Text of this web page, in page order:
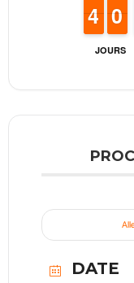
JOURS
3
3
4
4 9
9
0
0
DATE